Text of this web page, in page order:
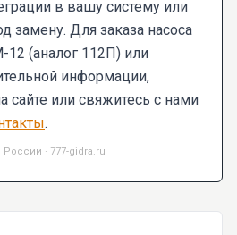
в вашу систему или
замену. Для заказа насоса
(аналог 112П) или
информации,
сайте или свяжитесь с нами
.
России · 777-gidra.ru